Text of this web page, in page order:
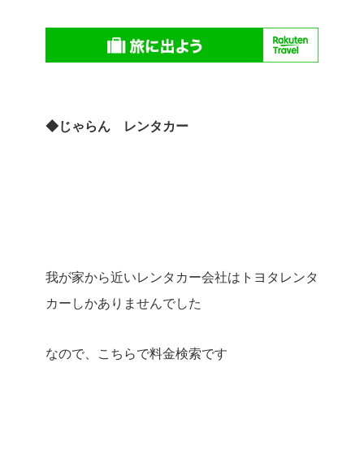
◆じゃらん レンタカー
我が家から近いレンタカー会社はトヨタレンタ
カーしかありませんでした
なので、こちらで料金検索です